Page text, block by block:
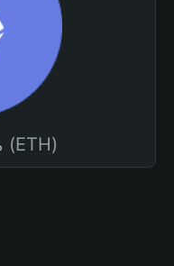
محفظة إيثيريوم (ETH)